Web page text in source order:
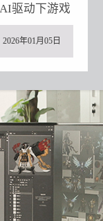
驱动下游戏
展主题演讲
，此次大会
年12月
者生态链接
高铁新城
2026年01月05日